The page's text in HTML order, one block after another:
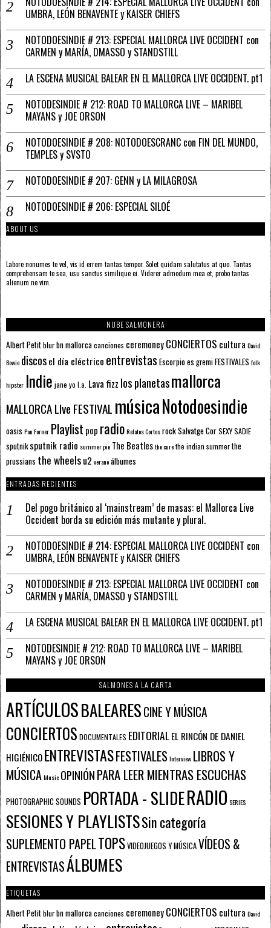
UMBRA, LEÓN BENAVENTE y KAISER CHIEFS
NOTODOESINDIE # 213: ESPECIAL MALLORCA LIVE OCCIDENT con
CARMEN y MARÍA, DMASSO y STANDSTILL
LA ESCENA MUSICAL BALEAR EN EL MALLORCA LIVE OCCIDENT. pt1
NOTODESINDIE # 212: ROAD TO MALLORCA LIVE – MARIBEL
MAYANS y JOE ORSON
NOTODOESINDIE # 208: NOTODOESCRANC con FIN DEL MUNDO,
TEMPLES y SVSTO
NOTODOESINDIE # 207: GENN y LA MILAGROSA
NOTODOESINDIE # 206: ESPECIAL SILOÉ
ABOUT US
Labore nonumes te vel, vis id errem tantas tempor. Solet quidam salutatus at quo. Tantas
comprehensam te sea, usu sanctus similique ei. Viderer admodum mea et, probo tantas
alienum ne vim.
NUBE SALMONERA
Albert Petitblurbn mallorcacanciones ceremoneyCONCIERTOS cultura David
Bowie discosel día eléctrico entrevistas Escorpioes gremiFESTIVALES folk
hipster Indie jane yo l.a. Lava fizz los planetasmallorca
MALLORCA LIve FESTIVAL músicaNotodoesindie
oasis Pau Forner Playlist pop radioRelatos CortosrockSalvatge CorSEXY SADIE
sputnik sputnik radio summer pie The Beatlesthe curethe indian summerthe
prussians the wheelsu2 veranoálbumes
ENTRADAS RECIENTES
Del pogo británico al ‘mainstream’ de masas: el Mallorca Live
Occident borda su edición más mutante y plural.
NOTODOESINDIE # 214: ESPECIAL MALLORCA LIVE OCCIDENT con
UMBRA, LEÓN BENAVENTE y KAISER CHIEFS
NOTODOESINDIE # 213: ESPECIAL MALLORCA LIVE OCCIDENT con
CARMEN y MARÍA, DMASSO y STANDSTILL
LA ESCENA MUSICAL BALEAR EN EL MALLORCA LIVE OCCIDENT. pt1
NOTODESINDIE # 212: ROAD TO MALLORCA LIVE – MARIBEL
MAYANS y JOE ORSON
SALMONES A LA CARTA
ARTÍCULOSBALEARESCINE Y MÚSICA
CONCIERTOS DOCUMENTALES EDITORIALEL RINCÓN DE DANIEL
HIGIÉNICOENTREVISTASFESTIVALESInterview LIBROS Y
MÚSICAMusic OPINIÓNPARA LEER MIENTRAS ESCUCHAS
PHOTOGRAPHIC SOUNDS PORTADA - SLIDERADIO SERIES
SESIONES Y PLAYLISTSSin categoría
SUPLEMENTO PAPELTOPSVIDEOJUEGOS Y MÚSICAVÍDEOS &
ENTREVISTASÁLBUMES
ETIQUETAS
Albert Petitblurbn mallorcacanciones ceremoneyCONCIERTOS cultura David